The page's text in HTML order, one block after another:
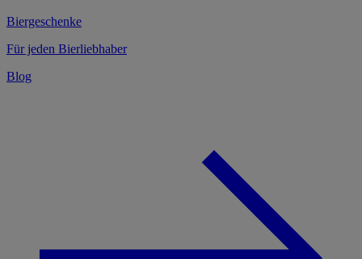
Biergeschenke
Für jeden Bierliebhaber
Blog